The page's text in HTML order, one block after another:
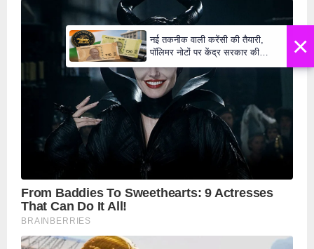
×
नई तकनीक वाली करेंसी की तैयारी,
पॉलिमर नोटों पर केंद्र सरकार की
₹10 और ₹20 के नोट - Daily Lok
Manch PM Modi U